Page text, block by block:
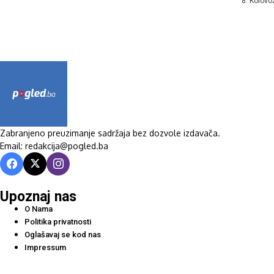
Zabranjeno preuzimanje sadržaja bez dozvole izdavača.
Email: redakcija@pogled.ba
Upoznaj nas
O Nama
Politika privatnosti
Oglašavaj se kod nas
Impressum